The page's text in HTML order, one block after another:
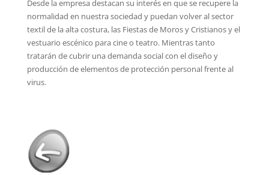
Desde la empresa destacan su interés en que se recupere la
normalidad en nuestra sociedad y puedan volver al sector
textil de la alta costura, las Fiestas de Moros y Cristianos y el
vestuario escénico para cine o teatro. Mientras tanto
tratarán de cubrir una demanda social con el diseño y
producción de elementos de protección personal frente al
virus.